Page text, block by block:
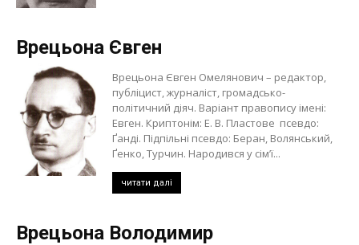
Врецьона Євген
Врецьона Євген Омелянович – редактор,
публіцист, журналіст, громадсько-
політичний діяч. Варіант правопису імені:
Евген. Криптонім: Е. В. Пластове псевдо:
Ґанді. Підпільні псевдо: Беран, Волянський,
Ґенко, Турчин. Народився у сім’ї...
читати далі
Врецьона Володимир